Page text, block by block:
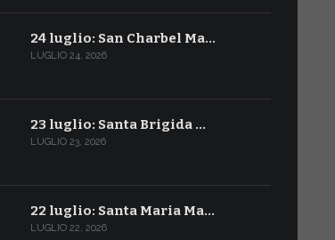
24 luglio: San Charbel Ma…
LUGLIO 24, 2026
23 luglio: Santa Brigida …
LUGLIO 23, 2026
22 luglio: Santa Maria Ma…
LUGLIO 22, 2026